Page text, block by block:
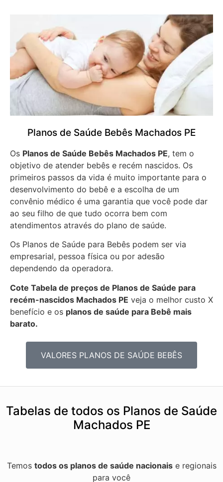
Planos de Saúde Bebês Machados PE
Os Planos de Saúde Bebês Machados PE, tem o
objetivo de atender bebês e recém nascidos. Os
primeiros passos da vida é muito importante para o
desenvolvimento do bebê e a escolha de um
convênio médico é uma garantia que você pode dar
ao seu filho de que tudo ocorra bem com
atendimentos através do plano de saúde.
Os Planos de Saúde para Bebês podem ser via
empresarial, pessoa física ou por adesão
dependendo da operadora.
Cote Tabela de preços de Planos de Saúde para
recém-nascidos Machados PE veja o melhor custo X
benefício e os planos de saúde para Bebê mais
barato.
VALORES PLANOS DE SAÚDE BEBÊS
Tabelas de todos os Planos de Saúde
Machados PE
Temos todos os planos de saúde nacionaise regionais
para você